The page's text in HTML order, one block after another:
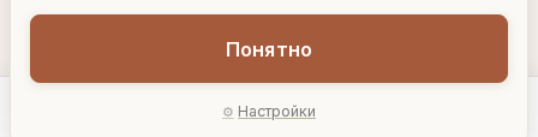
− 1
Понятно
Настройки